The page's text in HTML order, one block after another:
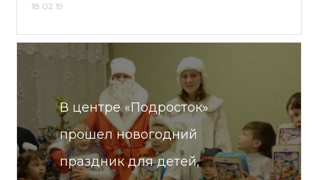
18.02.19
В центре «Подросток»
прошел новогодний
праздник для детей,